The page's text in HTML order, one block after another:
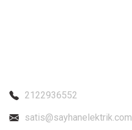
2122936552
satis@sayhanelektrik.com